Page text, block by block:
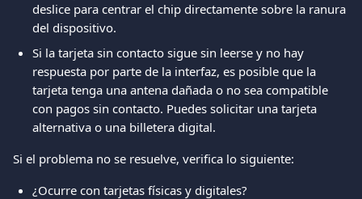
deslice para centrar el chip directamente sobre la ranura
del dispositivo.
Si la tarjeta sin contacto sigue sin leerse y no hay
respuesta por parte de la interfaz, es posible que la
tarjeta tenga una antena dañada o no sea compatible
con pagos sin contacto. Puedes solicitar una tarjeta
alternativa o una billetera digital.
Si el problema no se resuelve, verifica lo siguiente:
¿Ocurre con tarjetas físicas y digitales?